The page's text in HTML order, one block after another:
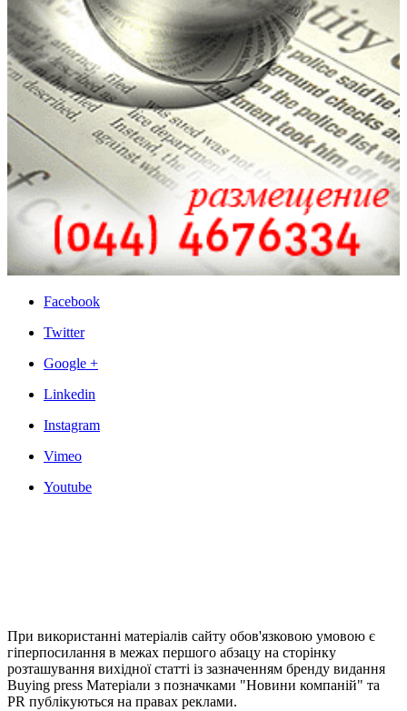
Facebook
Twitter
Google +
Linkedin
Instagram
Vimeo
Youtube
При використанні матеріалів сайту обов'язковою умовою є
гіперпосилання в межах першого абзацу на сторінку
розташування вихідної статті із зазначенням бренду видання
Buying press Матеріали з позначками "Новини компаній" та
PR публікуються на правах реклами.